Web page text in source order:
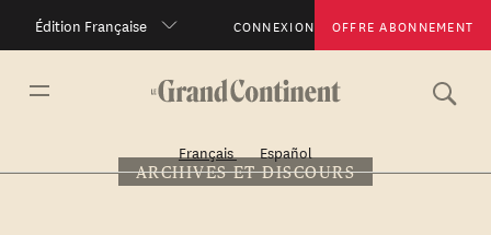
Édition Française CONNEXION OFFRE ABONNEMENT
Français Español
ARCHIVES ET DISCOURS